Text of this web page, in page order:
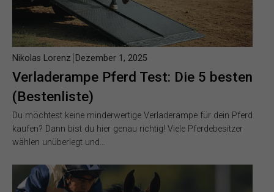
Verladerampe Pferd Test: Die 5 besten
(Bestenliste)
Nikolas Lorenz Dezember 1, 2025
Du möchtest keine minderwertige Verladerampe für dein Pferd
kaufen? Dann bist du hier genau richtig! Viele Pferdebesitzer
wählen unüberlegt und…